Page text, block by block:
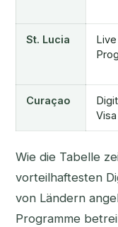
St. Lucia
Curaçao
Visa
Wie die Tabelle
vorteilhaftesten
von Ländern
Programme